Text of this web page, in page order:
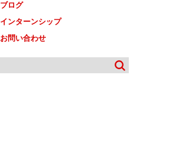
ブログ
インターンシップ
お問い合わせ